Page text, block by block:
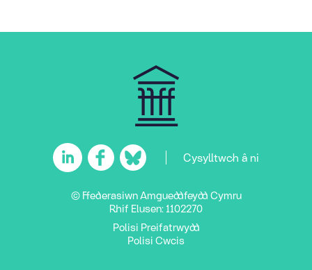
Cysylltwch â ni
© Ffederasiwn Amgueddfeydd Cymru
Rhif Elusen: 1102270
Polisi Preifatrwydd
Polisi Cwcis